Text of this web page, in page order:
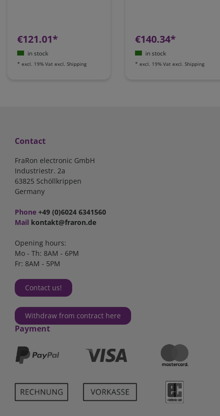
€121.01*
in stock
* excl. 19% Vat excl. Shipping
€140.34*
in stock
* excl. 19% Vat excl. Shipping
Contact
FraRon electronic GmbH
Industriestr. 2a
63825 Schöllkrippen
Germany
Phone +49 (0)6024 6341560
Mail kontakt@fraron.de
Opening hours:
Mo - Th: 8AM - 6PM
Fr: 8AM - 5PM
Contact us!
Withdraw from contract here
Payment